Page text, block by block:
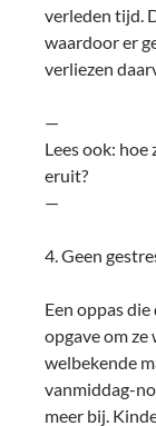
verleden tijd.
waardoor er
verliezen
—
Lees ook:
eruit?
—
4. Geen
Een oppas
opgave om
welbekende
vanmiddag-
meer bij.